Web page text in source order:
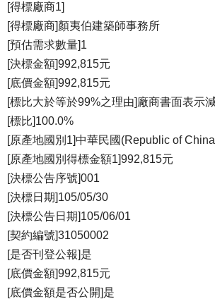
[得標廠商1]
[得標廠商]顏夷伯建築師事務所
[預估需求數量]1
[決標金額]992,815元
[底價金額]992,815元
[標比大於等於99%之理由]廠商書面表示
[標比]100.0%
[原產地國別1]中華民國(Republic of
[原產地國別得標金額1]992,815元
[決標公告序號]001
[決標日期]105/05/30
[決標公告日期]105/06/01
[契約編號]31050002
[是否刊登公報]是
[底價金額]992,815元
[底價金額是否公開]是